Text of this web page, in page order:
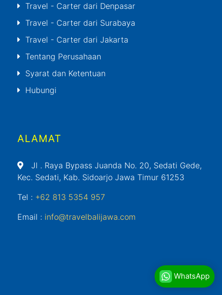
Travel - Carter dari Denpasar
Travel - Carter dari Surabaya
Travel - Carter dari Jakarta
Tentang Perusahaan
Syarat dan Ketentuan
Hubungi
ALAMAT
Jl . Raya Bypass Juanda No. 20, Sedati Gede,
Kec. Sedati, Kab. Sidoarjo Jawa Timur 61253
Tel : +62 813 5354 957
Email : info@travelbalijawa.com
WhatsApp